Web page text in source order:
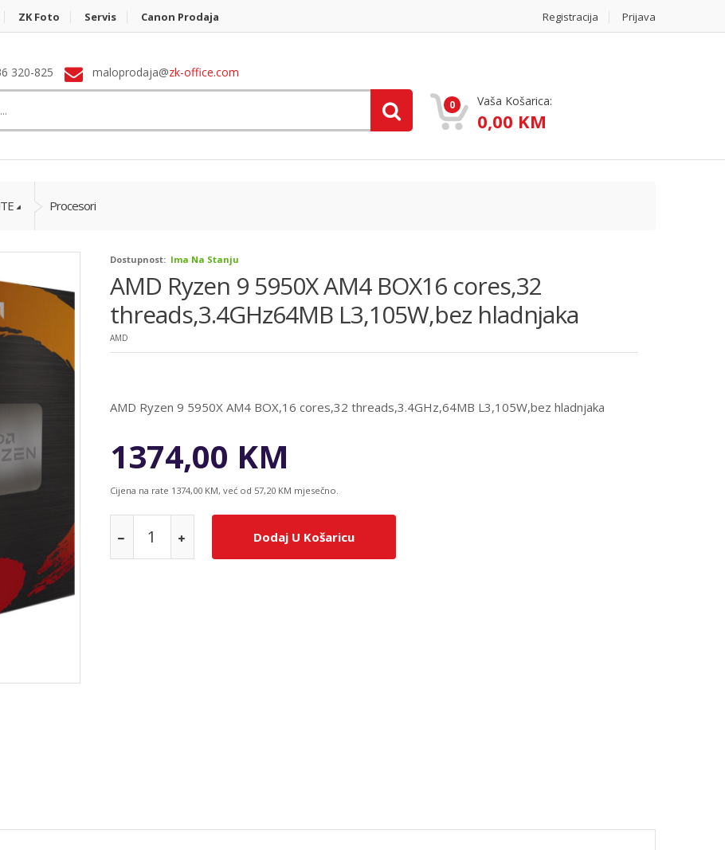
ZK Foto Servis Canon Prodaja Registracija Prijava
320-825 maloprodaja@zk-office.com
0 Vaša Košarica:
0,00 KM
Procesori
Dostupnost: Ima Na Stanju
AMD Ryzen 9 5950X AM4 BOX16 cores,32
threads,3.4GHz64MB L3,105W,bez hladnjaka
AMD
AMD Ryzen 9 5950X AM4 BOX,16 cores,32 threads,3.4GHz,64MB L3,105W,bez hladnjaka
1374,00 KM
Cijena na rate 1374,00 KM, već od 57,20 KM mjesečno.
Dodaj U Košaricu